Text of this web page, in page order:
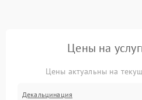
Цены на
Цены актуальны на
Декальцинация